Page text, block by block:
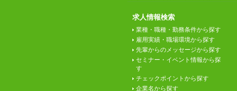
求人情報検索
業種・職種・勤務条件から探す
雇用実績・職場環境から探す
先輩からのメッセージから探す
セミナー・イベント情報から探
す
チェックポイントから探す
企業名から探す